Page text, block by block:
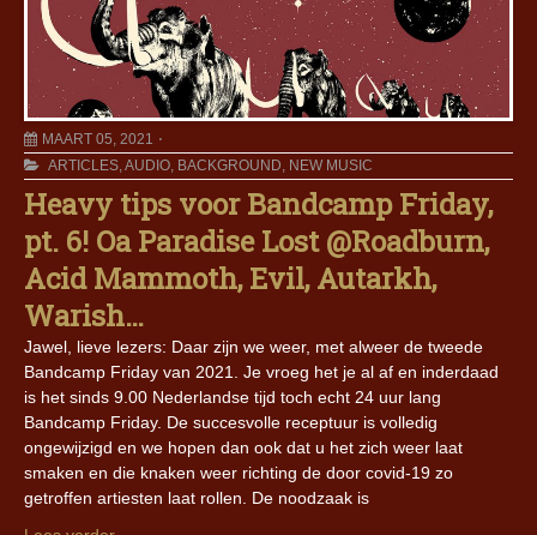
MAART 05, 2021
ARTICLES,AUDIO, BACKGROUND, NEW MUSIC
Heavy tips voor Bandcamp Friday,
pt. 6! Oa Paradise Lost @Roadburn,
Acid Mammoth, Evil, Autarkh,
Warish…
Jawel, lieve lezers: Daar zijn we weer, met alweer de tweede
Bandcamp Friday van 2021. Je vroeg het je al af en inderdaad
is het sinds 9.00 Nederlandse tijd toch echt 24 uur lang
Bandcamp Friday. De succesvolle receptuur is volledig
ongewijzigd en we hopen dan ook dat u het zich weer laat
smaken en die knaken weer richting de door covid-19 zo
getroffen artiesten laat rollen. De noodzaak is